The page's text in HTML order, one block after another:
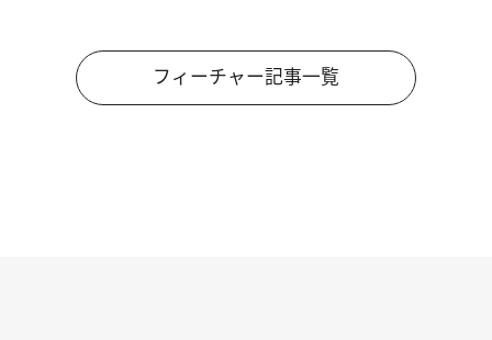
フィーチャー記事一覧